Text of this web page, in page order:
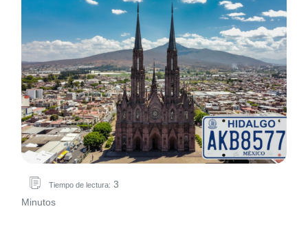
Tiempo de lectura: 3
Minutos